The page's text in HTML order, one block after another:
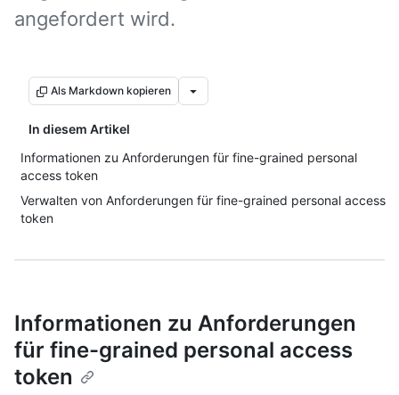
angefordert wird.
Als Markdown kopieren
In diesem Artikel
Informationen zu Anforderungen für fine-grained personal
access token
Verwalten von Anforderungen für fine-grained personal access
token
Informationen zu Anforderungen
für fine-grained personal access
token